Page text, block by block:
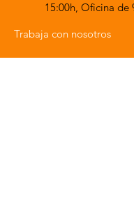
15:00h, Oficina de
Trabaja con nosotros